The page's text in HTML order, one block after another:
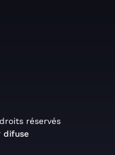
réservés
difuse